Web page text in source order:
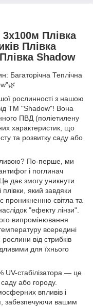
Плівка
Плівка
Shadow
Багаторічна Теплічна
рослинності з нашою
ТМ "Shadow"! Вона
ПВД (поліетилену
характеристик, що
та розвитку саду або
По-перше, ми
і поглинач
дає змогу уникнути
який завдяки
проникненню світла та
"ефекту лінзи".
випромінювання
всередині
від стрибків
для їхнього
стабілізатора — це
або городу.
впливів і
забезпечуючи вашим